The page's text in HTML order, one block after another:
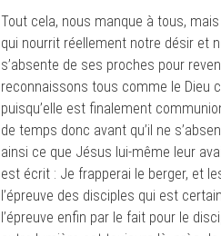
Tout cela, nous manque à tous,
qui nourrit réellement notre désir et
s’absente de ses proches pour
reconnaissons tous comme le Dieu
puisqu’elle est finalement
de temps donc avant qu’il ne
ainsi ce que Jésus lui-même leur
est écrit : Je frapperai le berger, et
l’épreuve des disciples qui est
l’épreuve enfin par le fait pour le